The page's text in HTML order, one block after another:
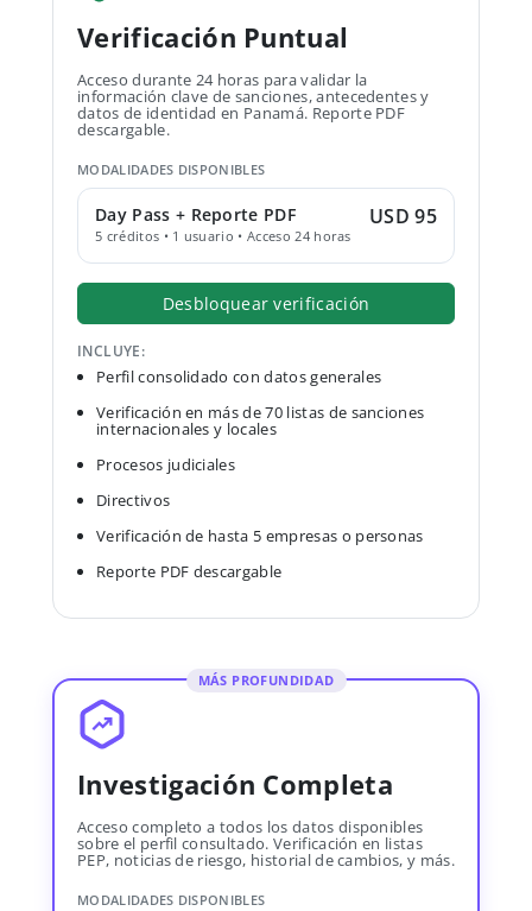
Verificación Puntual
Acceso durante 24 horas para validar la
información clave de sanciones, antecedentes y
datos de identidad en Panamá. Reporte PDF
descargable.
MODALIDADES DISPONIBLES
Day Pass + Reporte PDF
5 créditos • 1 usuario • Acceso 24 horas
USD 95
Desbloquear verificación
INCLUYE:
Perfil consolidado con datos generales
Verificación en más de 70 listas de sanciones
internacionales y locales
Procesos judiciales
Directivos
Verificación de hasta 5 empresas o personas
Reporte PDF descargable
MÁS PROFUNDIDAD
Investigación Completa
Acceso completo a todos los datos disponibles
sobre el perfil consultado. Verificación en listas
PEP, noticias de riesgo, historial de cambios, y más.
MODALIDADES DISPONIBLES